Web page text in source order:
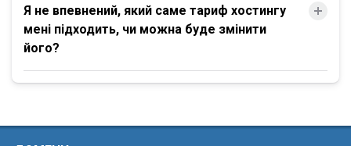
Я не впевнений, який саме тариф хостингу
мені підходить, чи можна буде змінити
його?